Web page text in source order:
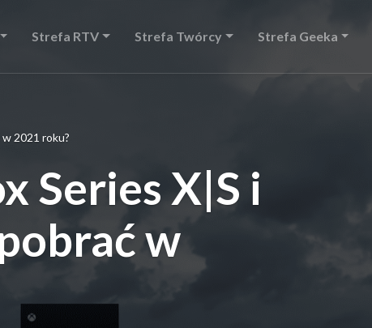
Strefa RTV Strefa Twórcy Strefa Geeka
2021 roku?
Series X|S i
w